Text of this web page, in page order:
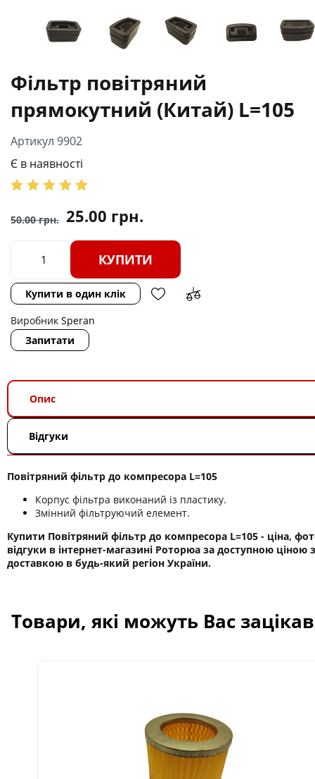
Фільтр повітряний
прямокутний (Китай) L=105
Артикул 9902
Є в наявності
50.00грн. 25.00 грн.
КУПИТИ
Купити в один клік
Виробник Speran
Запитати
Опис
Відгуки
Повітряний фільтр до компресора L=105
Корпус фільтра виконаний із пластику.
Змінний фільтруючий елемент.
Купити Повітряний фільтр до компресора L=105 - ціна,
відгуки в інтернет-магазині Роторюа за доступною ціною з
доставкою в будь-який регіон України.
Товари, які можуть Вас